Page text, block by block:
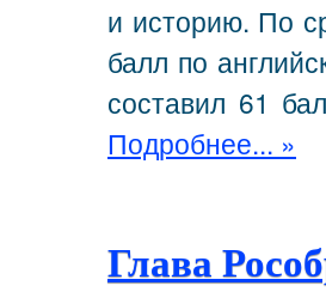
и историю. По
балл по
составил 61
Подробнее... »
Глава